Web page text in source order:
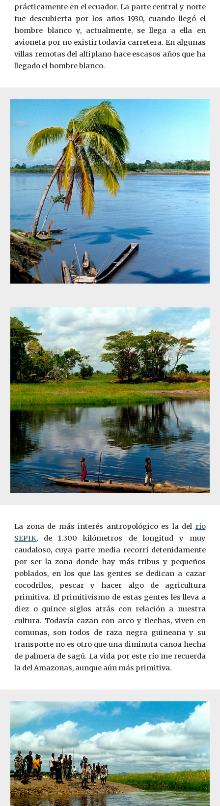
prácticamente en el ecuador. La parte central y norte
fue descubierta por los años 1930, cuando llegó el
hombre blanco y, actualmente, se llega a ella en
avioneta por no existir todavía carretera. En algunas
villas remotas del altiplano hace escasos años que ha
llegado el hombre blanco.
La zona de más interés antropológico es la del río
SEPIK, de 1.300 kilómetros de longitud y muy
caudaloso, cuya parte media recorrí detenidamente
por ser la zona donde hay más tribus y pequeños
poblados, en los que las gentes se dedican a cazar
cocodrilos, pescar y hacer algo de agricultura
primitiva. El primitivismo de estas gentes les lleva a
diez o quince siglos atrás con relación a nuestra
cultura. Todavía cazan con arco y flechas, viven en
comunas, son todos de raza negra guineana y su
transporte no es otro que una diminuta canoa hecha
de palmera de sagú. La vida por este río me recuerda
la del Amazonas, aunque aún más primitiva.